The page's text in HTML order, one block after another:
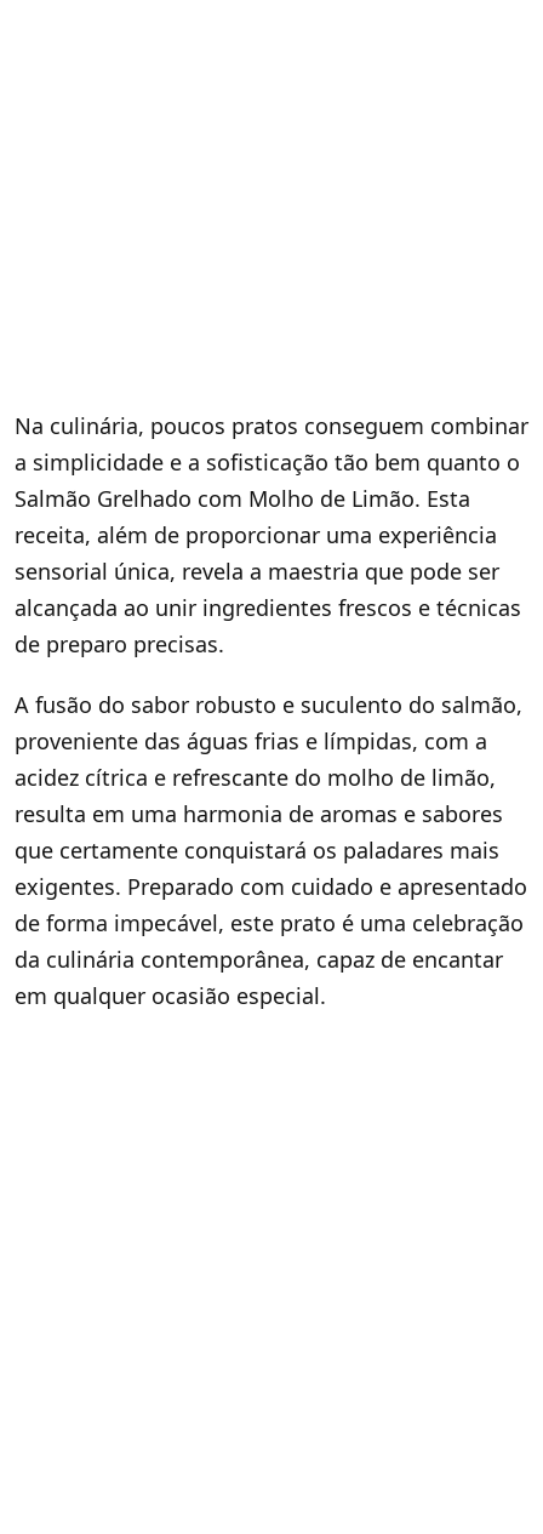
Na culinária, poucos pratos conseguem combinar
a simplicidade e a sofisticação tão bem quanto o
Salmão Grelhado com Molho de Limão. Esta
receita, além de proporcionar uma experiência
sensorial única, revela a maestria que pode ser
alcançada ao unir ingredientes frescos e técnicas
de preparo precisas.
A fusão do sabor robusto e suculento do salmão,
proveniente das águas frias e límpidas, com a
acidez cítrica e refrescante do molho de limão,
resulta em uma harmonia de aromas e sabores
que certamente conquistará os paladares mais
exigentes. Preparado com cuidado e apresentado
de forma impecável, este prato é uma celebração
da culinária contemporânea, capaz de encantar
em qualquer ocasião especial.